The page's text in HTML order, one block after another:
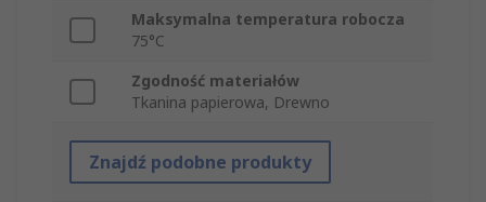
Maksymalna temperatura robocza
75°C
Zgodność materiałów
Tkanina papierowa, Drewno
Znajdź podobne produkty